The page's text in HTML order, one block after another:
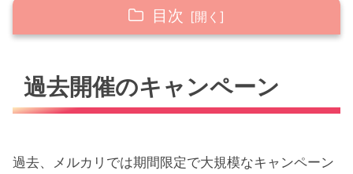
目次
未来のキャンペーンを待った方がいい？
過去開催のキャンペーン
過去、メルカリでは期間限定で大規模なキャンペーン